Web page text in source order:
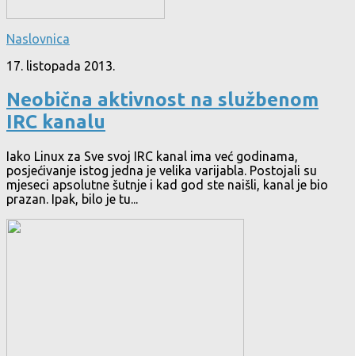
Naslovnica
17. listopada 2013.
Neobična aktivnost na službenom
IRC kanalu
Iako Linux za Sve svoj IRC kanal ima već godinama,
posjećivanje istog jedna je velika varijabla. Postojali su
mjeseci apsolutne šutnje i kad god ste naišli, kanal je bio
prazan. Ipak, bilo je tu...